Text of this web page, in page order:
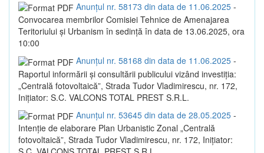
Anunțul nr. 58173 din data de 11.06.2025 -
Convocarea membrilor Comisiei Tehnice de Amenajarea
Teritoriului și Urbanism în sedință în data de 13.06.2025, ora
10:00
Anunțul nr. 58168 din data de 11.06.2025 -
Raportul informării și consultării publicului vizând investiția:
„Centrală fotovoltaică”, Strada Tudor Vladimirescu, nr. 172,
Inițiator: S.C. VALCONS TOTAL PREST S.R.L.
Anunțul nr. 53645 din data de 28.05.2025 -
Intenție de elaborare Plan Urbanistic Zonal „Centrală
fotovoltaică”, Strada Tudor Vladimirescu, nr. 172, Inițiator: